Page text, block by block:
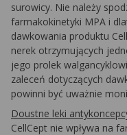
surowicy. Nie należy
farmakokinetyki MPA i
dawkowania produktu
nerek otrzymujących
jego prolek
zaleceń dotyczących
powinni być uważnie
Doustne leki
CellCept nie wpływa na